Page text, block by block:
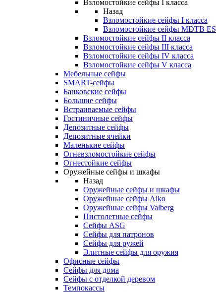
Взломостойкие сейфы I класса
Назад
Взломостойкие сейфы I класса
Взломостойкие сейфы MDTB ES
Взломостойкие сейфы II класса
Взломостойкие сейфы III класса
Взломостойкие сейфы IV класса
Взломостойкие сейфы V класса
Мебельные сейфы
SMART-сейфы
Банковские сейфы
Большие сейфы
Встраиваемые сейфы
Гостиничные сейфы
Депозитные сейфы
Депозитные ячейки
Маленькие сейфы
Огневзломостойкие сейфы
Огнестойкие сейфы
Оружейные сейфы и шкафы
Назад
Оружейные сейфы и шкафы
Оружейные сейфы Aiko
Оружейные сейфы Valberg
Пистолетные сейфы
Сейфы ASG
Сейфы для патронов
Сейфы для ружей
Элитные сейфы для оружия
Офисные сейфы
Сейфы для дома
Сейфы с отделкой деревом
Темпокассы